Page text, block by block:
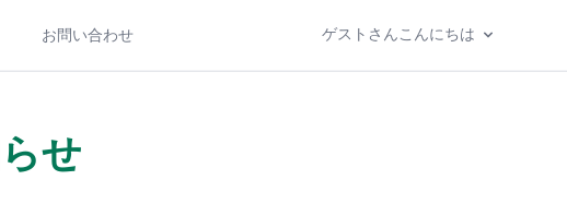
お問い合わせ ゲストさんこんにちは
せ